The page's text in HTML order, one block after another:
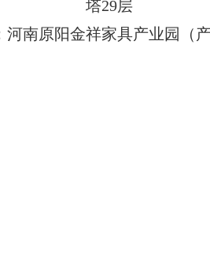
塔29层
河南原阳金祥家具产业园（